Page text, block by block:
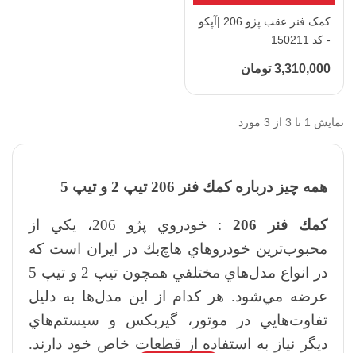
کمک فنر عقب پژو 206 |آپکو
- کد 150211
3,310,000 تومان
نمایش 1 تا 3 از 3 مورد
همه چيز درباره كمك فنر 206 تيپ 2 و تيپ 5
كمك فنر 206
: خودروي پژو 206، يكي از
محبوب‌ترين خودروهاي هاچ‌بك در ايران است كه
در انواع مدل‌هاي مختلفي همچون تيپ 2 و تيپ 5
عرضه مي‌شود. هر كدام از اين مدل‌ها به دليل
تفاوت‌هايي در موتور، گيربكس و سيستم‌هاي
ديگر نياز به استفاده از قطعات خاص خود دارند.